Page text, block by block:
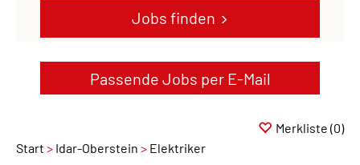
Passende Jobs per E-Mail
Jobs finden
Start Idar-Oberstein Elektriker
Merkliste (0)